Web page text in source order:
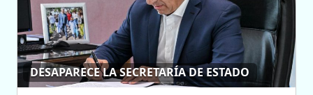
DESAPARECE LA SECRETARÍA DE ESTADO